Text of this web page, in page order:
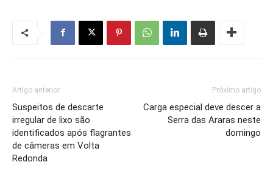
Artigo anterior
Suspeitos de descarte
irregular de lixo são
identificados após flagrantes
de câmeras em Volta
Redonda
Próximo artigo
Carga especial deve descer a
Serra das Araras neste
domingo